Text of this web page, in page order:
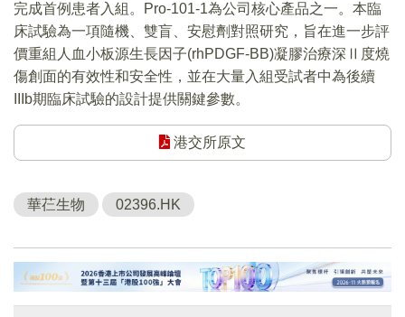
完成首例患者入組。Pro-101-1為公司核心產品之一。本臨
床試驗為一項隨機、雙盲、安慰劑對照研究，旨在進一步評
價重組人血小板源生長因子(rhPDGF-BB)凝膠治療深Ⅱ度燒
傷創面的有效性和安全性，並在大量入組受試者中為後續
IIIb期臨床試驗的設計提供關鍵參數。
港交所原文
華芢生物 02396.HK